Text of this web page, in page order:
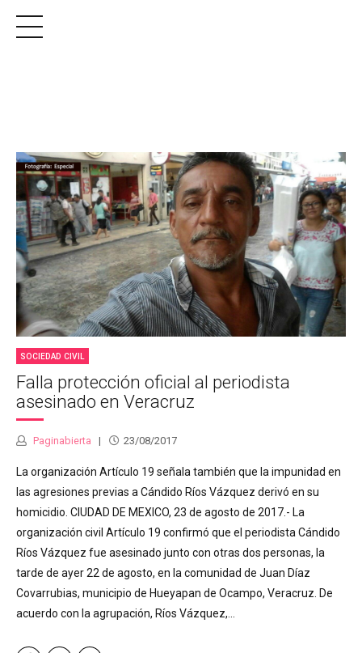
SOCIEDAD CIVIL
Falla protección oficial al periodista
asesinado en Veracruz
Paginabierta 23/08/2017
La organización Artículo 19 señala también que la impunidad en
las agresiones previas a Cándido Ríos Vázquez derivó en su
homicidio. CIUDAD DE MEXICO, 23 de agosto de 2017.- La
organización civil Artículo 19 confirmó que el periodista Cándido
Ríos Vázquez fue asesinado junto con otras dos personas, la
tarde de ayer 22 de agosto, en la comunidad de Juan Díaz
Covarrubias, municipio de Hueyapan de Ocampo, Veracruz. De
acuerdo con la agrupación, Ríos Vázquez,...